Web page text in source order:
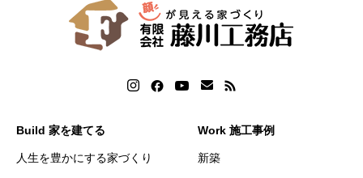
Build 家を建てる
人生を豊かにする家づくり
Work 施工事例
新築